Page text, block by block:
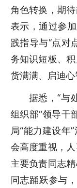
角色转换，期
表示，通过参
践指导与“点对
务知识短板、
货满满、启迪心
据悉， “与
组织部“领导干
局“能力建设年
会高度重视，
主要负责同志
同志踊跃参与